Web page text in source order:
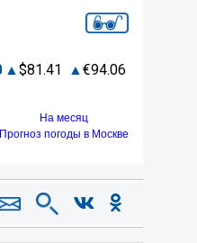
81.41 94.06
На месяц
Прогноз погоды в Москве